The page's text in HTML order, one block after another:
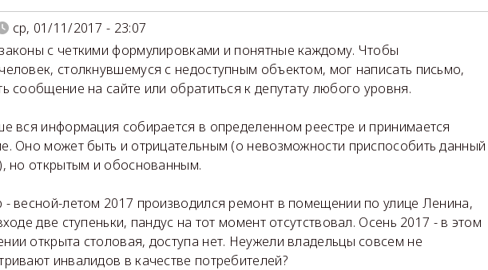
ср, 01/11/2017 - 23:07
с четкими формулировками и понятные каждому. Чтобы
столкнувшемуся с недоступным объектом, мог написать письмо,
сообщение на сайте или обратиться к депутату любого уровня.
вся информация собирается в определенном реестре и принимается
Оно может быть и отрицательным (о невозможности приспособить данный
но открытым и обоснованным.
- весной-летом 2017 производился ремонт в помещении по улице Ленина,
две ступеньки, пандус на тот момент отсутствовал. Осень 2017 - в этом
открыта столовая, доступа нет. Неужели владельцы совсем не
инвалидов в качестве потребителей?